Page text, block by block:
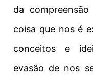
da
coisa que nos é
conceitos e
evasão de nos